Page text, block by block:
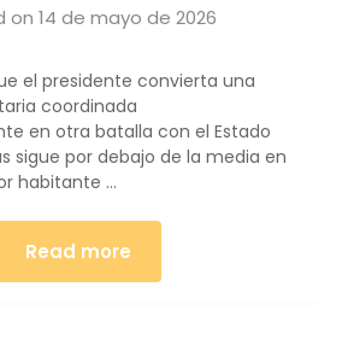
on 14 de mayo de 2026
el presidente convierta una
coordinada
en otra batalla con el Estado
sigue por debajo de la media en
habitante …
Read more